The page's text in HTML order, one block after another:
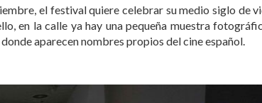
el festival quiere celebrar su medio siglo de
en la calle ya hay una pequeña muestra
aparecen nombres propios del cine español.